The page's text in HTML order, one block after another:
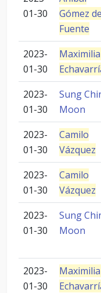
01-30
Gómez
Fuente
2023-
01-30
2023-
01-30
Sung
Moon
2023-
01-30
Camilo
Vázquez
2023-
01-30
Camilo
Vázquez
2023-
01-30
Sung
Moon
2023-
01-30